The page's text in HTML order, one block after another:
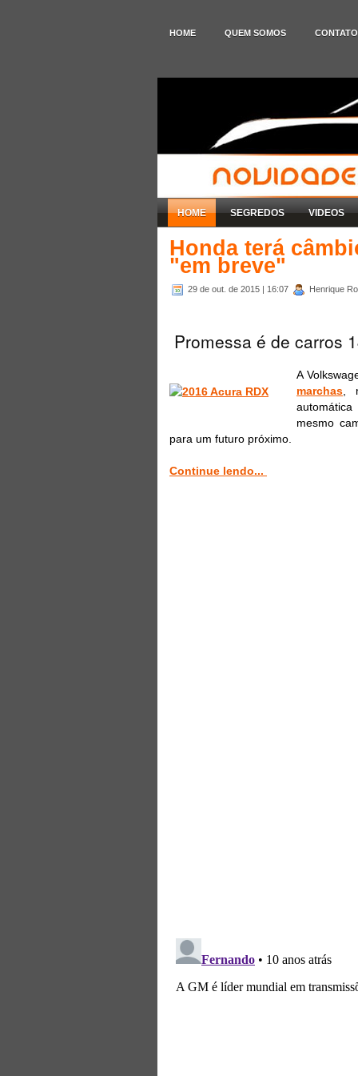
HOME QUEM SOMOS CONTATO
HOME SEGREDOS VIDEOS
Honda terá
"em breve"
29 de out. de 2015 | 16:07 Henrique
Promessa é de carros
A
marchas ,
mesmo
para um futuro próximo.
Continue lendo...